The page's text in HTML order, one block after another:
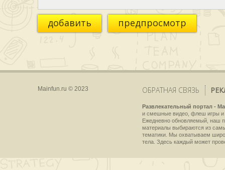
добавить предпросмотр
Mainfun.ru © 2023 ОБРАТНАЯ СВЯЗЬ
Развлекательный портал -
и смешные видео, флеш игры и
Ежедневно обновляемый, наш
материалы выбираются из
тематики. Мы охватываем
тела. Здесь каждый может